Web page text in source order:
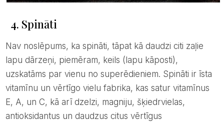
4. Spināti
Nav noslēpums, ka spināti, tāpat kā daudzi citi zaļie
lapu dārzeņi, piemēram, keils (lapu kāposti),
uzskatāms par vienu no superēdieniem. Spināti ir īsta
vitamīnu un vērtīgo vielu fabrika, kas satur vitamīnus
E, A, un C, kā arī dzelzi, magniju, šķiedrvielas,
antioksidantus un daudzus citus vērtīgus